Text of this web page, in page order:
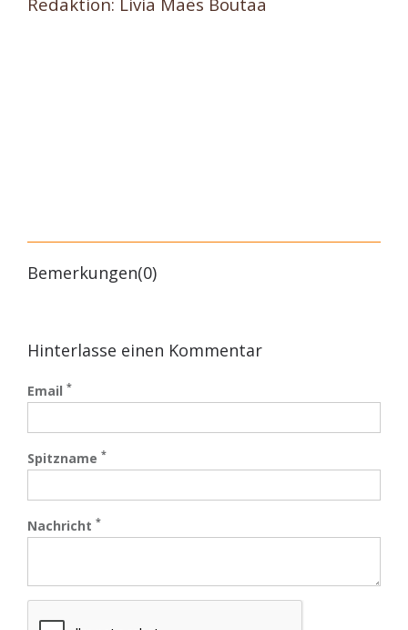
Bemerkungen(0)
Hinterlasse einen Kommentar
Email *
Spitzname *
Nachricht *